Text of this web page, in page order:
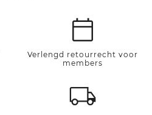
Verlengd retourrecht voor
members